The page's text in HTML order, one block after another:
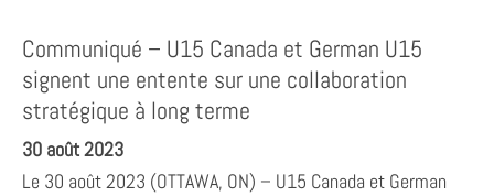
Communiqué – U15 Canada et German U15
signent une entente sur une collaboration
stratégique à long terme
30 août 2023
Le 30 août 2023 (OTTAWA, ON) – U15 Canada et German